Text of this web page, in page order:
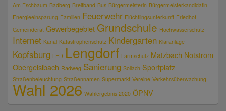
Am Eschbaum Badberg Breitband Bus Bürgermeisterin Bürgermeisterkandidatin
Energieeinsparung Familien Feuerwehr Flüchtlingsunterkunft Friedhof
Gemeinderat Gewerbegebiet Grundschule Hochwasserschutz
Internet Kanal Katastrophenschutz Kindergarten Kläranlage
Kopfsburg LED Lengdorf Lärmschutz Matzbach Notstrom
Obergeislbach Radweg Sanierung Sollach Sportplatz
Straßenbeleuchtung Straßennamen Supermarkt Vereine Verkehrsüberwachung
Wahl 2026 Wahlergebnis 2020 ÖPNV